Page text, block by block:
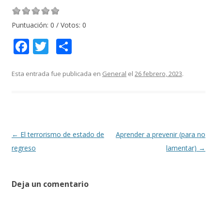
Puntuación: 0 / Votos: 0
F
e
k
T
itt m
r
Esta entrada fue publicada en General el 26 febrero, 2023.
Navegación
de
← El terrorismo de estado de
regreso
Aprender a prevenir (para no
lamentar) →
Deja un comentario